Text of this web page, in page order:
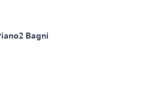
2 Bagni